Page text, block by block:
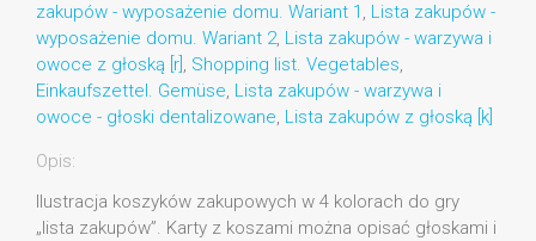
zakupów - wyposażenie domu. Wariant 1 , Lista zakupów -
wyposażenie domu. Wariant 2, Lista zakupów - warzywa i
owoce z głoską [r] , Shopping list. Vegetables,
Einkaufszettel. Gemüse, Lista zakupów - warzywa i
owoce - głoski dentalizowane, Lista zakupów z głoską [k]
Opis:
Ilustracja koszyków zakupowych w 4 kolorach do gry
„lista zakupów”. Karty z koszami można opisać głoskami i